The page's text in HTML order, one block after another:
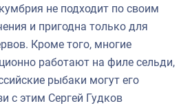
не подходит по своим
и пригодна только для
Кроме того, многие
работают на филе сельди,
рыбаки могут его
с этим Сергей Гудков